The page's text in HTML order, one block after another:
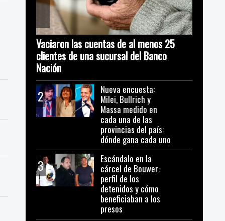
Vaciaron las cuentas de al menos 25
clientes de una sucursal del Banco
Nación
2
Nueva encuesta:
Milei, Bullrich y
Massa medido en
cada una de las
provincias del país:
dónde gana cada uno
3
Escándalo en la
cárcel de Bouwer:
perfil de los
detenidos y cómo
beneficiaban a los
presos